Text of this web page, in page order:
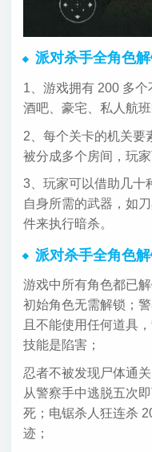
派对杀手全角色
1、游戏拥有 200 多
酒吧、豪宅、私人航班
2、每个关卡的机关要
被分成多个房间，玩
3、玩家可以借助几十
自身所需的武器，如
件来执行暗杀。
派对杀手全角色解
游戏中所有角色都已
初始角色无需解锁；
且不能使用任何道具
技能是陷害；
忍者不被发现尸体通
从警察手中逃脱五次
死；电锯杀人狂连杀
迹；